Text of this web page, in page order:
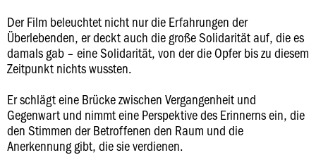
Der Film beleuchtet nicht nur die Erfahrungen der
Überlebenden, er deckt auch die große Solidarität auf, die es
damals gab – eine Solidarität, von der die Opfer bis zu diesem
Zeitpunkt nichts wussten.
Er schlägt eine Brücke zwischen Vergangenheit und
Gegenwart und nimmt eine Perspektive des Erinnerns ein, die
den Stimmen der Betroffenen den Raum und die
Anerkennung gibt, die sie verdienen.